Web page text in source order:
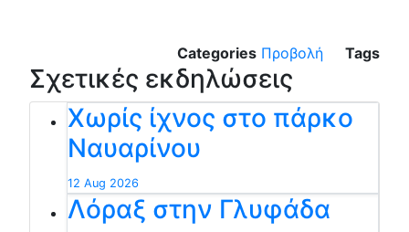
Categories Προβολή Tags
Σχετικές εκδηλώσεις
Χωρίς ίχνος στο πάρκο
Ναυαρίνου
12 Aug 2026
Λόραξ στην Γλυφάδα